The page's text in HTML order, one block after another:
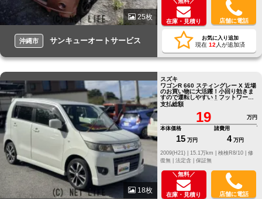
25枚
沖縄市 サンキューオートサービス
在庫・見積り 店舗に電話
お気に入り追加
現在 12 人が追加済
18枚
スズキ
ワゴンR 660 スティングレー X 近場
のお買い物に大活躍！小回り効きま
すので運転しやすい！フットワーク
軽く重宝します！不具合無し！
支払総額
19
万円
本体価格
15 万円
諸費用
4 万円
修
復無 | 法定含 | 保証無
＼無料／
在庫・見積り 店舗に電話